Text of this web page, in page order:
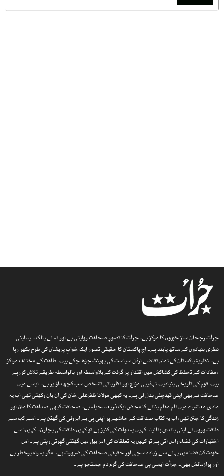
جرأت رجحان ساز خبروں کا مرکز ہے۔جرأت کا تصورِ صحافت روایتی ہے اور نہ لے پالک ۔ یہ اپنی
نظری بنیادوں کے ساتھ پابند ہے۔ آج پاکستان کا حقیقی تصور ایک خوابِ پریشاں کی طرح بکھر رہا
ہے۔ نظریۂ پاکستان کے تمام تقاضے ارذل سیاست کی بھینٹ چڑھ چکے ہیں۔ طاقت کے مختلف مراکز
، مفادات کے تحفظ کی کشاکش میں اقتدار پر گرفت کے بلاواسطہ اور بالواسطہ طریقے تلاش کررہے
ہیں۔قوم کی تاریخی بنیادیں، تہذیبی مزاج اور نظریاتی تشخص سب کچھ داؤ پر ہے۔ ایسے میں
صحافت نے بھی اپنی قینچلی بدل لی ہے۔ یہ کبھی مولانا ظفرعلی خان کی آن بان رکھتی تھی اب یہ
مادی معاشرے میں نام مقام بنانے کا محض ایک ذریعہ ،حیلہ ہے۔صحافت کبھی صداقت کا متن اور
زندگی کا جتن تھی، اب یہ کتاب صداقت کے حاشیے پر اپنی ہی بے آبروئی کی گھٹن ہے۔ اسے کب سے
طاقت وروں نے اپنی باندی بنالیا۔ کہیں یہ دولت کی کنیز ہے تو کہیں طاقت کی پچارن۔ کہیںا سے
اختیارات کی فضاء راس آتی ہے تو کہیں یہ تعلقات کی امر بیل میں گھٹتی گھِرتی رہتی ہے۔ اس
خودشکن فضا میں پہلے سے زیادہ سچی اور حقیقی صحافت کی ضرورت ہے۔ مگر یہ راہ پرخطر ہے
اور پرآزمائش بھی۔ جرأت ایسی ہی صحافت کی گرم دم جستجو ہے۔